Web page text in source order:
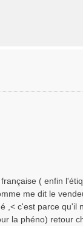
( enfin
me dit le
,< c'est parce qu'il
la phéno) retour